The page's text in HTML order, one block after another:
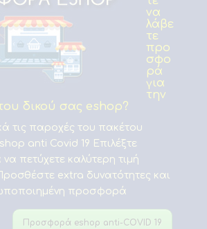
να
λάβε
τε
προ
σφο
ρά
για
την
δικού σας eshop?
τις παροχές του πακέτου
anti Covid 19 Επιλέξτε
να πετύχετε καλύτερη τιμή
extra δυνατότητες και
προσφορά
Προσφορά eshop anti-COVID 19